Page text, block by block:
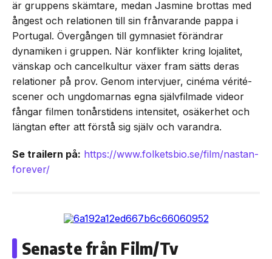
är gruppens skämtare, medan Jasmine brottas med
ångest och relationen till sin frånvarande pappa i
Portugal. Övergången till gymnasiet förändrar
dynamiken i gruppen. När konflikter kring lojalitet,
vänskap och cancelkultur växer fram sätts deras
relationer på prov. Genom intervjuer, cinéma vérité-
scener och ungdomarnas egna självfilmade videor
fångar filmen tonårstidens intensitet, osäkerhet och
längtan efter att förstå sig själv och varandra.
Se trailern på: https://www.folketsbio.se/film/nastan-
forever/
Senaste från Film/Tv